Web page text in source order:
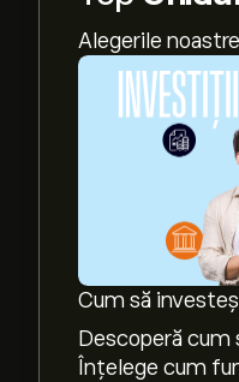
Alegerile
Cum să
Descoperă
Înțelege cum